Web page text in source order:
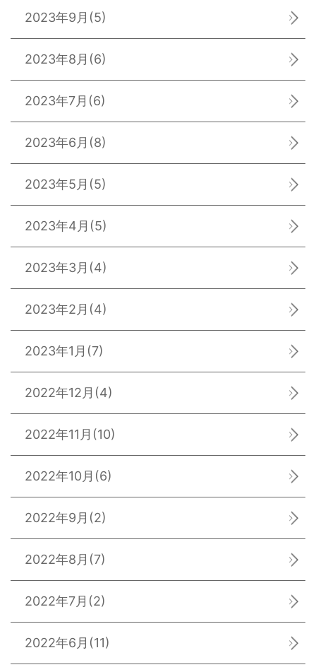
2023年9月 (5)
2023年8月 (6)
2023年7月 (6)
2023年6月 (8)
2023年5月 (5)
2023年4月 (5)
2023年3月 (4)
2023年2月 (4)
2023年1月 (7)
2022年12月 (4)
2022年11月 (10)
2022年10月 (6)
2022年9月 (2)
2022年8月 (7)
2022年7月 (2)
2022年6月 (11)